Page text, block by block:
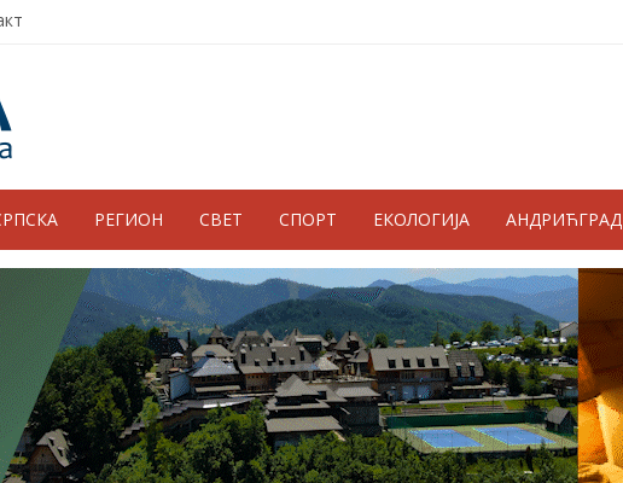
РЕГИОН СВЕТ СПОРТ ЕКОЛОГИЈА АНДРИЋГРАД